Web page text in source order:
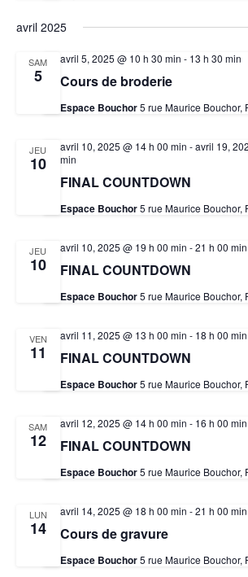
avril 2025
SAM
5 Cours de broderie
avril 5, 2025 @ 10 h 30 min - 13 h 30 min
Espace Bouchor5 rue Maurice Bouchor,
JEU
10
FINAL COUNTDOWN
avril 10, 2025 @ 14 h 00 min -avril 19,
min
Espace Bouchor5 rue Maurice Bouchor,
JEU
10 FINAL COUNTDOWN
avril 10, 2025 @ 19 h 00 min -21 h 00 min
Espace Bouchor5 rue Maurice Bouchor,
VEN
11 FINAL COUNTDOWN
avril 11, 2025 @ 13 h 00 min - 18 h 00 min
Espace Bouchor5 rue Maurice Bouchor,
SAM
12 FINAL COUNTDOWN
avril 12, 2025 @ 14 h 00 min - 16 h 00 min
Espace Bouchor5 rue Maurice Bouchor,
LUN
14 Cours de gravure
avril 14, 2025 @ 18 h 00 min -21 h 00 min
Espace Bouchor5 rue Maurice Bouchor,